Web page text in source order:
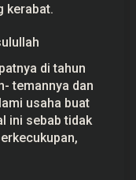
kerabat.
di tahun
temannya dan
usaha buat
ini sebab tidak